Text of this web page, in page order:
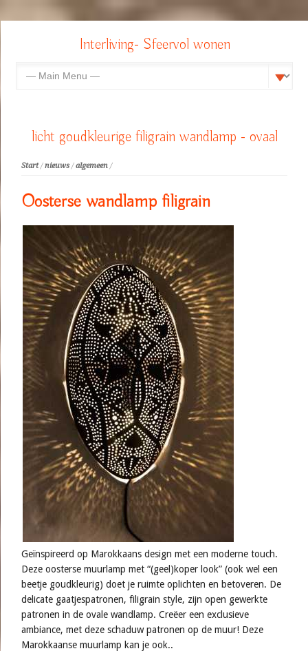
Interliving- Sfeervol wonen
licht goudkleurige filigrain wandlamp - ovaal
Start/nieuws /algemeen /
Oosterse wandlamp filigrain
Geïnspireerd op Marokkaans design met een moderne touch.
Deze oosterse muurlamp met “(geel)koper look” (ook wel een
beetje goudkleurig) doet je ruimte oplichten en betoveren. De
delicate gaatjespatronen, filigrain style, zijn open gewerkte
patronen in de ovale wandlamp. Creëer een exclusieve
ambiance, met deze schaduw patronen op de muur! Deze
Marokkaanse muurlamp kan je ook..